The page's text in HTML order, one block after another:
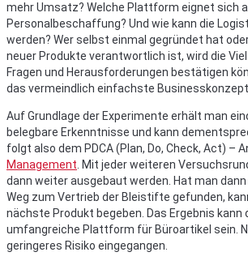
mehr Umsatz? Welche Plattform eignet sich
Personalbeschaffung? Und wie kann die
werden? Wer selbst einmal gegründet hat
neuer Produkte verantwortlich ist, wird die
Fragen und Herausforderungen bestätigen
das vermeindlich einfachste Businesskonzept.
Auf Grundlage der Experimente erhält man
belegbare Erkenntnisse und kann
folgt also dem PDCA (Plan, Do, Check, Act) –
Management . Mit jeder weiteren
dann weiter ausgebaut werden. Hat man
Weg zum Vertrieb der Bleistifte gefunden,
nächste Produkt begeben. Das Ergebnis kann
umfangreiche Plattform für Büroartikel sein.
geringeres Risiko eingegangen.